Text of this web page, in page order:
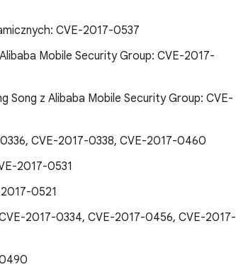
CVE-2017-0537
Mobile Security Group: CVE-2017-
Song z Alibaba Mobile Security Group: CVE-
CVE-2017-0338, CVE-2017-0460
2017-0531
0521
2017-0334, CVE-2017-0456, CVE-2017-